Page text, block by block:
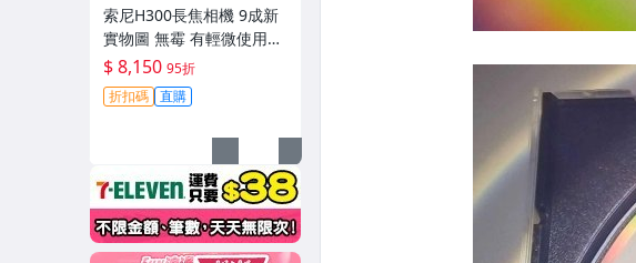
索尼H300長焦相機 9成新
實物圖 無霉 有輕微使用痕
跡 機身鏡頭原裝 無拆修無
翻新-3430
$ 8,150 95折
折扣碼 直購